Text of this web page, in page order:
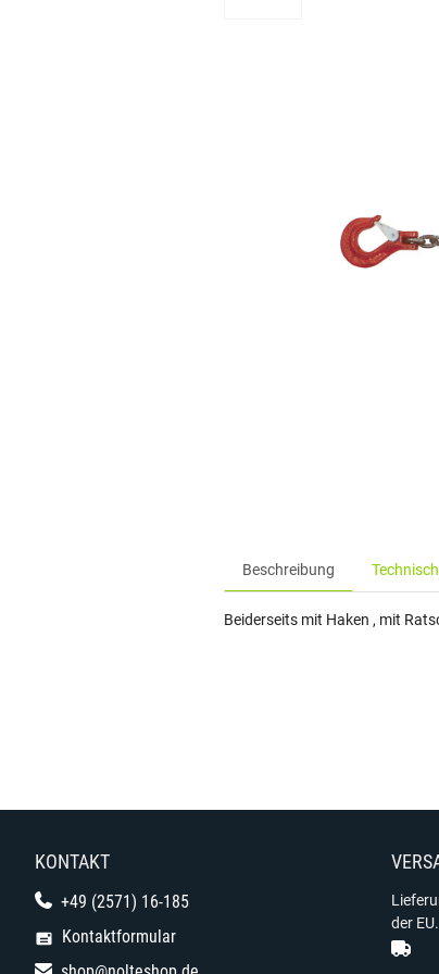
Beschreibung
Beiderseits mit Haken , mit
KONTAKT
+49 (2571) 16-185
Kontaktformular
der EU.